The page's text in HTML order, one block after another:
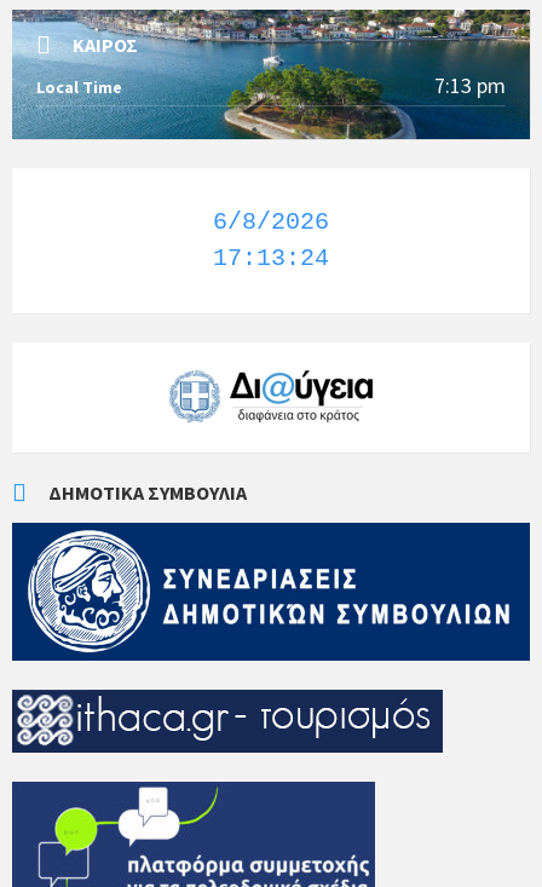
ΚΑΙΡΌΣ
Local Time 7:13 pm
6/8/2026
17:13:25
ΔΗΜΟΤΙΚΆ ΣΥΜΒΟΎΛΙΑ